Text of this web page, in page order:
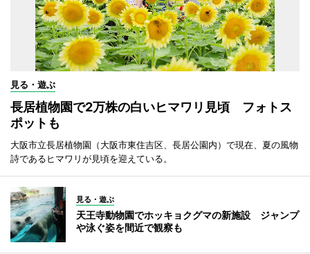
見る・遊ぶ
長居植物園で2万株の白いヒマワリ見頃 フォトス
ポットも
大阪市立長居植物園（大阪市東住吉区、長居公園内）で現在、夏の風物
詩であるヒマワリが見頃を迎えている。
見る・遊ぶ
天王寺動物園でホッキョクグマの新施設 ジャンプ
や泳ぐ姿を間近で観察も